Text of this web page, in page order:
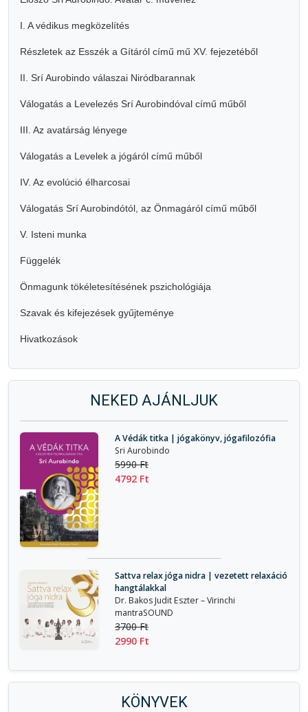
I. A védikus megközelítés
Részletek az Esszék a Gítáról című mű XV. fejezetéből
II. Srí Aurobindo válaszai Niródbarannak
Válogatás a Levelezés Srí Aurobindóval című műből
III. Az avatárság lényege
Válogatás a Levelek a jógáról című műből
IV. Az evolúció élharcosai
Válogatás Srí Aurobindótól, az Önmagáról című műből
V. Isteni munka
Függelék
Önmagunk tökéletesítésének pszichológiája
Szavak és kifejezések gyűjteménye
Hivatkozások
NEKED AJÁNLJUK
A Védák titka | jógakönyv, jógafilozófia
Sri Aurobindo
5990 Ft
4792 Ft
Sattva relax jóga nidra | vezetett relaxáció
hangtálakkal
Dr. Bakos Judit Eszter – Virinchi
mantraSOUND
3700 Ft
2990 Ft
KÖNYVEK